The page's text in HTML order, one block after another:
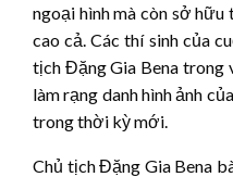
ngoại hình mà còn sở
cao cả. Các thí sinh của
tịch Đặng Gia Bena trong
làm rạng danh hình ảnh
trong thời kỳ mới.
Chủ tịch Đặng Gia Bena